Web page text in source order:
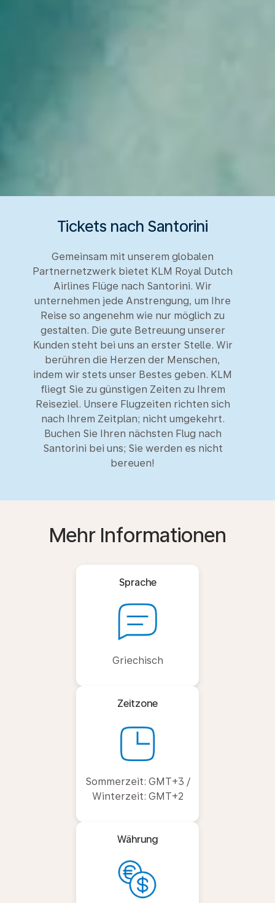
Tickets nach Santorini
Gemeinsam mit unserem globalen
Partnernetzwerk bietet KLM Royal Dutch
Airlines Flüge nach Santorini. Wir
unternehmen jede Anstrengung, um Ihre
Reise so angenehm wie nur möglich zu
gestalten. Die gute Betreuung unserer
Kunden steht bei uns an erster Stelle. Wir
berühren die Herzen der Menschen,
indem wir stets unser Bestes geben. KLM
fliegt Sie zu günstigen Zeiten zu Ihrem
Reiseziel. Unsere Flugzeiten richten sich
nach Ihrem Zeitplan; nicht umgekehrt.
Buchen Sie Ihren nächsten Flug nach
Santorini bei uns; Sie werden es nicht
bereuen!
Mehr Informationen
Sprache
Griechisch
Zeitzone
Sommerzeit: GMT+3 /
Winterzeit: GMT+2
Währung